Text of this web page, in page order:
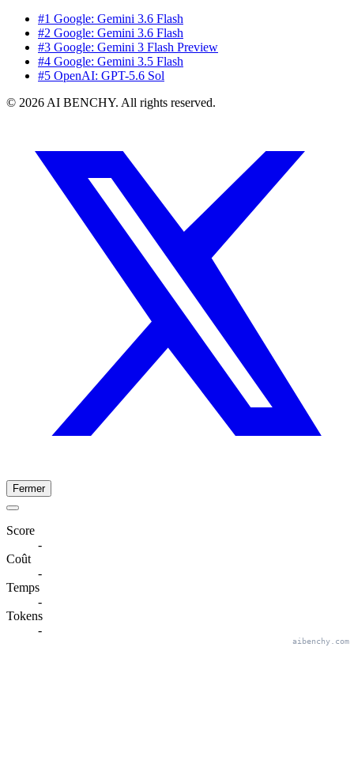
#1 Google: Gemini 3.6 Flash
#2 Google: Gemini 3.6 Flash
#3 Google: Gemini 3 Flash Preview
#4 Google: Gemini 3.5 Flash
#5 OpenAI: GPT-5.6 Sol
© 2026 AI BENCHY. All rights reserved.
Fermer
Score
-
Coût
-
Temps
-
Tokens
-